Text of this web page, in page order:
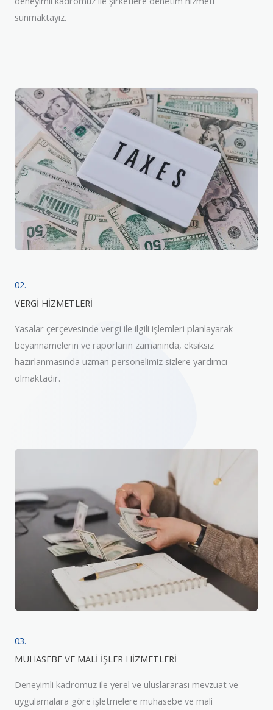
sunmaktayız.
02.
VERGİ HİZMETLERİ
Yasalar çerçevesinde vergi ile ilgili işlemleri planlayarak
beyannamelerin ve raporların zamanında, eksiksiz
hazırlanmasında uzman personelimiz sizlere yardımcı
olmaktadır.
03.
MUHASEBE VE MALİ İŞLER HİZMETLERİ
Deneyimli kadromuz ile yerel ve uluslararası mevzuat ve
uygulamalara göre işletmelere muhasebe ve mali